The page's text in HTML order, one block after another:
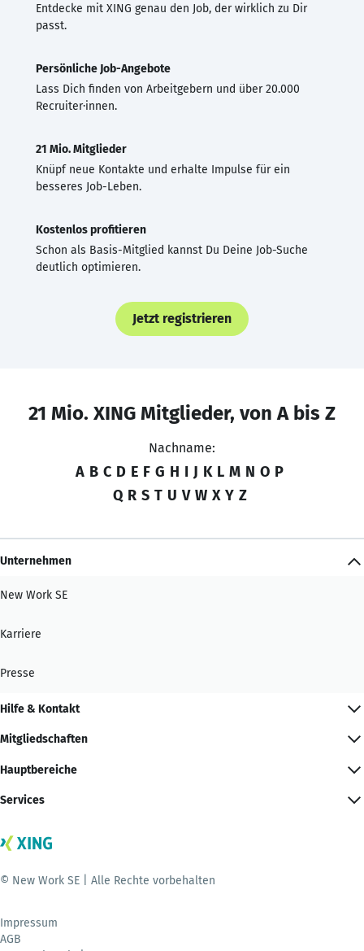
Entdecke mit XING genau den Job, der wirklich zu Dir
passt.
Persönliche Job-Angebote
Lass Dich finden von Arbeitgebern und über 20.000
Recruiter·innen.
21 Mio. Mitglieder
Knüpf neue Kontakte und erhalte Impulse für ein
besseres Job-Leben.
Kostenlos profitieren
Schon als Basis-Mitglied kannst Du Deine Job-Suche
deutlich optimieren.
Jetzt registrieren
21 Mio. XING Mitglieder, von A bis Z
Nachname:
A B C D E F G H I J K L M N O P
Q R S T U V W X Y Z
Unternehmen
New Work SE
Karriere
Presse
Hilfe & Kontakt
Mitgliedschaften
Hauptbereiche
Services
© New Work SE | Alle Rechte vorbehalten
Impressum
AGB